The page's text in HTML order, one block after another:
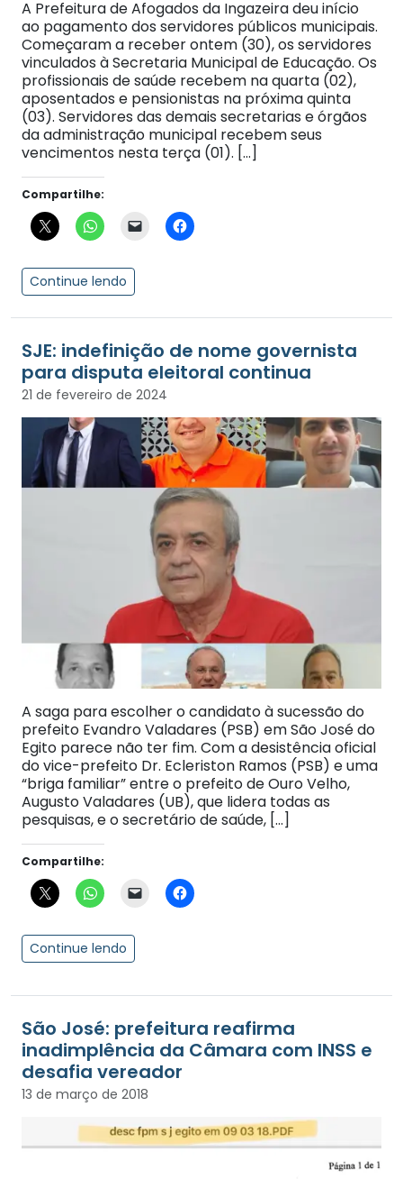
A Prefeitura de Afogados da Ingazeira deu início
ao pagamento dos servidores públicos municipais.
Começaram a receber ontem (30), os servidores
vinculados à Secretaria Municipal de Educação. Os
profissionais de saúde recebem na quarta (02),
aposentados e pensionistas na próxima quinta
(03). Servidores das demais secretarias e órgãos
da administração municipal recebem seus
vencimentos nesta terça (01). […]
Compartilhe:
Continue lendo
SJE: indefinição de nome governista
para disputa eleitoral continua
21 de fevereiro de 2024
A saga para escolher o candidato à sucessão do
prefeito Evandro Valadares (PSB) em São José do
Egito parece não ter fim. Com a desistência oficial
do vice-prefeito Dr. Ecleriston Ramos (PSB) e uma
“briga familiar” entre o prefeito de Ouro Velho,
Augusto Valadares (UB), que lidera todas as
pesquisas, e o secretário de saúde, […]
Compartilhe:
Continue lendo
São José: prefeitura reafirma
inadimplência da Câmara com INSS e
desafia vereador
13 de março de 2018